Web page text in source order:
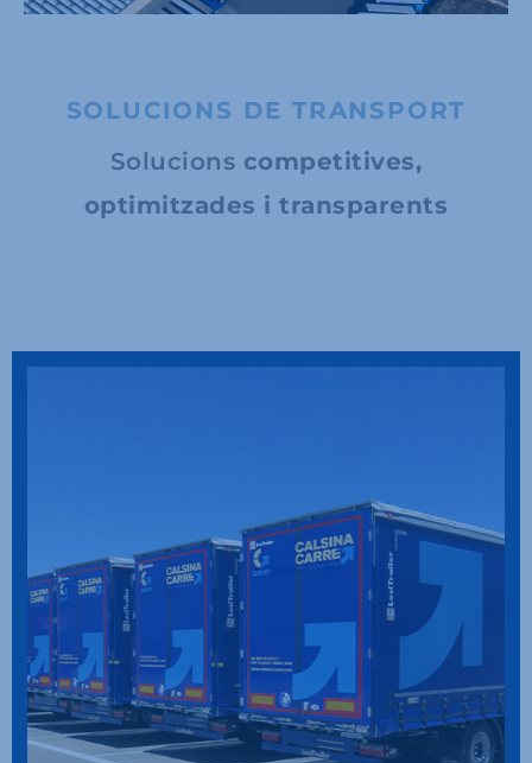
SOLUCIONS DE TRANSPORT
Solucions competitives,
optimitzades i transparents